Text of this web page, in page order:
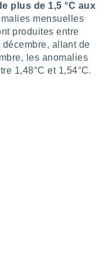
plus de 1,5 °C aux
mensuelles
produites entre
allant de
les anomalies
1,48°C et 1,54°C.